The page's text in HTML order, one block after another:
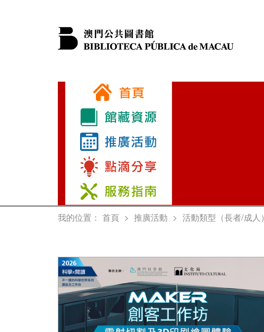
我的位置： 首頁 > 推廣活動 > 活動類型（長者/成人）